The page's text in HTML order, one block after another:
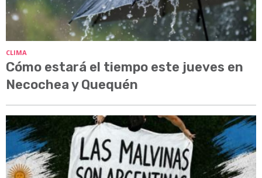
CLIMA
Cómo estará el tiempo este jueves en
Necochea y Quequén